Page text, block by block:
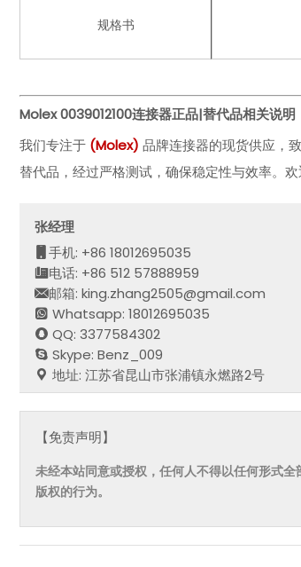
规格书
Molex 0039012100连接器正品|替代品相关说明
我们专注于 (Molex) 品牌连接器的现货供应，
替代品，经过严格测试，确保稳定性与效率。
张经理
手机: +86 18012695035
电话: +86 512 57888959
邮箱: king.zhang2505@gmail.com
Whatsapp: 18012695035
QQ: 3377584302
Skype: Benz_009
地址: 江苏省昆山市张浦镇永燃路2号
【免责声明】
未经本站同意或授权，任何人不得以任何形式
版权的行为。